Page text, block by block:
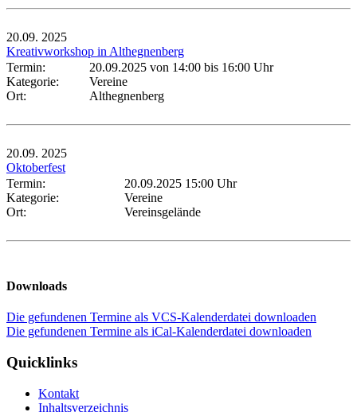
20.09. 2025
Kreativworkshop in Althegnenberg
Termin:
20.09.2025 von 14:00 bis 16:00 Uhr
Kategorie:
Vereine
Ort:
Althegnenberg
20.09. 2025
Oktoberfest
Termin:
20.09.2025 15:00 Uhr
Kategorie:
Vereine
Ort:
Vereinsgelände
Downloads
Die gefundenen Termine als VCS-Kalenderdatei downloaden
Die gefundenen Termine als iCal-Kalenderdatei downloaden
Quicklinks
Kontakt
Inhaltsverzeichnis